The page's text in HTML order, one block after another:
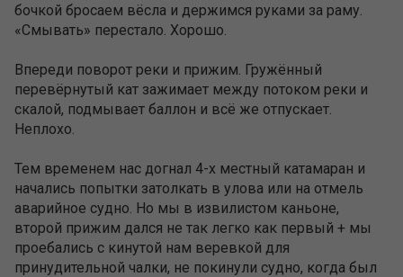
бочкой бросаем вёсла и держимся руками за раму.
«Смывать» перестало. Хорошо.
Впереди поворот реки и прижим. Гружённый
перевёрнутый кат зажимает между потоком реки и
скалой, подмывает баллон и всё же отпускает.
Неплохо.
Тем временем нас догнал 4-х местный катамаран и
начались попытки затолкать в улова или на отмель
аварийное судно. Но мы в извилистом каньоне,
второй прижим дался не так легко как первый + мы
проебались с кинутой нам веревкой для
принудительной чалки, не покинули судно, когда был